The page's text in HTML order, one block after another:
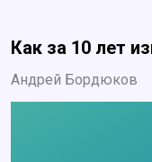
Как за 10 лет
Андрей Бордюков